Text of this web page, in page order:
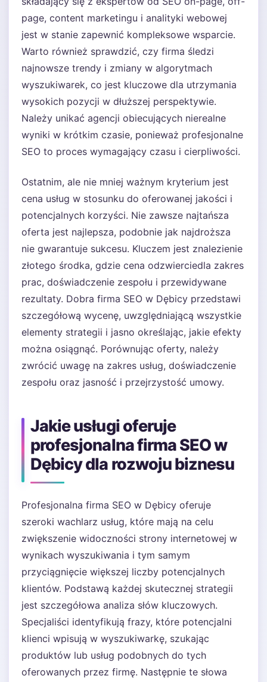
page, content marketingu i analityki webowej
jest w stanie zapewnić kompleksowe wsparcie.
Warto również sprawdzić, czy firma śledzi
najnowsze trendy i zmiany w algorytmach
wyszukiwarek, co jest kluczowe dla utrzymania
wysokich pozycji w dłuższej perspektywie.
Należy unikać agencji obiecujących nierealne
wyniki w krótkim czasie, ponieważ profesjonalne
SEO to proces wymagający czasu i cierpliwości.
Ostatnim, ale nie mniej ważnym kryterium jest
cena usług w stosunku do oferowanej jakości i
potencjalnych korzyści. Nie zawsze najtańsza
oferta jest najlepsza, podobnie jak najdroższa
nie gwarantuje sukcesu. Kluczem jest znalezienie
złotego środka, gdzie cena odzwierciedla zakres
prac, doświadczenie zespołu i przewidywane
rezultaty. Dobra firma SEO w Dębicy przedstawi
szczegółową wycenę, uwzględniającą wszystkie
elementy strategii i jasno określając, jakie efekty
można osiągnąć. Porównując oferty, należy
zwrócić uwagę na zakres usług, doświadczenie
zespołu oraz jasność i przejrzystość umowy.
Jakie usługi oferuje
profesjonalna firma SEO w
Dębicy dla rozwoju biznesu
Profesjonalna firma SEO w Dębicy oferuje
szeroki wachlarz usług, które mają na celu
zwiększenie widoczności strony internetowej w
wynikach wyszukiwania i tym samym
przyciągnięcie większej liczby potencjalnych
klientów. Podstawą każdej skutecznej strategii
jest szczegółowa analiza słów kluczowych.
Specjaliści identyfikują frazy, które potencjalni
klienci wpisują w wyszukiwarkę, szukając
produktów lub usług podobnych do tych
oferowanych przez firmę. Następnie te słowa